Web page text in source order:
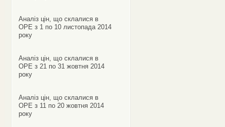
Аналіз цін, що склалися в
ОРЕ з 1 по 10 листопада 2014
року
Аналіз цін, що склалися в
ОРЕ з 21 по 31 жовтня 2014
року
Аналіз цін, що склалися в
ОРЕ з 11 по 20 жовтня 2014
року